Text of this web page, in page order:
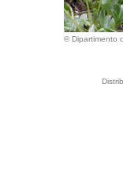
© Dipartimento